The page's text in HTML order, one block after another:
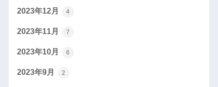
2023年12月 4
2023年11月 7
2023年10月 6
2023年9月 2